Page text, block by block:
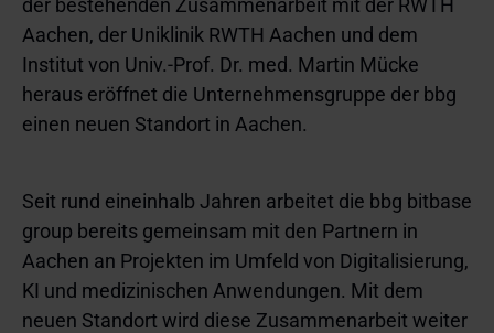
der bestehenden Zusammenarbeit mit der RWTH
Aachen, der Uniklinik RWTH Aachen und dem
Institut von Univ.-Prof. Dr. med. Martin Mücke
heraus eröffnet die Unternehmensgruppe der bbg
einen neuen Standort in Aachen.
Seit rund eineinhalb Jahren arbeitet die bbg bitbase
group bereits gemeinsam mit den Partnern in
Aachen an Projekten im Umfeld von Digitalisierung,
KI und medizinischen Anwendungen. Mit dem
neuen Standort wird diese Zusammenarbeit weiter